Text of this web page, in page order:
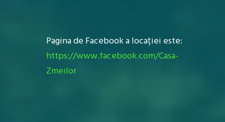
Pagina de Facebook a locației este:
https://www.facebook.com/Casa-
Zmeilor